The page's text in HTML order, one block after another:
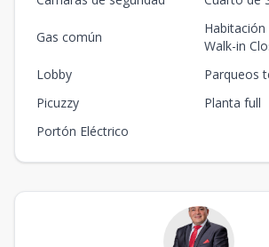
Gas común
Habitación
Walk-in
Lobby
Parqueos
Picuzzy
Planta full
Portón Eléctrico